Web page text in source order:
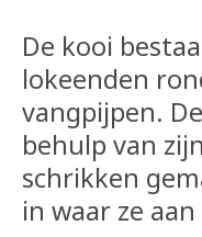
De kooi
lokeenden
vangpijpen.
behulp van
schrikken
in waar ze